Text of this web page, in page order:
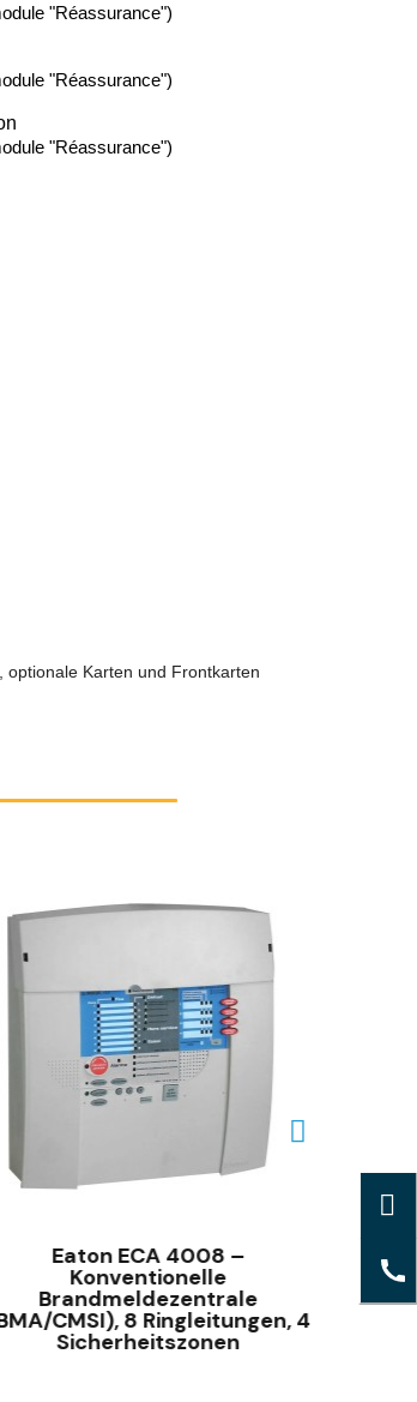
"Réassurance")
"Réassurance")
"Réassurance")
Karten und Frontkarten
SCHNELLANSICHT
Eaton ECA 4008 –
Konventionelle
Brandmeldezentrale
CMSI), 8 Ringleitungen, 4
Sicherheitszonen